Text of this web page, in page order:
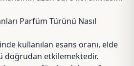
Parfüm Türünü Nasıl
kullanılan esans oranı, elde
doğrudan etkilemektedir.